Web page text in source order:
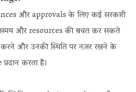
और approvals के लिए कई सरकारी
समय और resources की बचत कर सकते
और उनकी स्थिति पर नज़र रखने के
करता है।